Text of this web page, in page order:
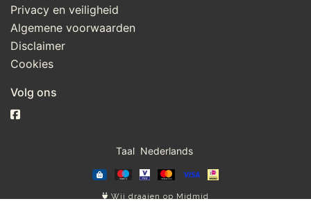
Privacy en veiligheid
Algemene voorwaarden
Disclaimer
Cookies
Volg ons
Taal
Wij draaien op Midmid